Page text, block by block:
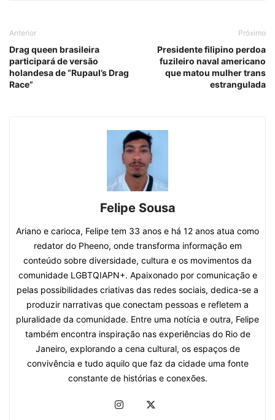
Anterior
Drag queen brasileira
participará de versão
holandesa de “Rupaul’s Drag
Race”
Próximo
Presidente filipino perdoa
fuzileiro naval americano
que matou mulher trans
estrangulada
Felipe Sousa
Ariano e carioca, Felipe tem 33 anos e há 12 anos atua como
redator do Pheeno, onde transforma informação em
conteúdo sobre diversidade, cultura e os movimentos da
comunidade LGBTQIAPN+. Apaixonado por comunicação e
pelas possibilidades criativas das redes sociais, dedica-se a
produzir narrativas que conectam pessoas e refletem a
pluralidade da comunidade. Entre uma notícia e outra, Felipe
também encontra inspiração nas experiências do Rio de
Janeiro, explorando a cena cultural, os espaços de
convivência e tudo aquilo que faz da cidade uma fonte
constante de histórias e conexões.